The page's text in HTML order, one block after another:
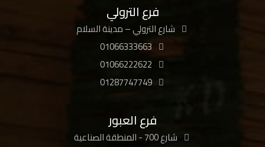
فرع الترولي
شارع الترولي – مدينة السلام
01066333663
01066222622
01287747749
فرع العبور
شارع 700 - المنطقة الصناعية